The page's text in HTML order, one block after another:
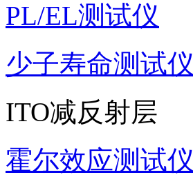
PL/EL测试仪
少子寿命测试仪
ITO减反射层
霍尔效应测试仪